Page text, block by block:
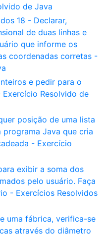
de Java
18 - Declarar,
de duas linhas e
que informe os
coordenadas corretas -
e pedir para o
Resolvido de
posição de uma lista
programa Java que cria
- Exercício
exibir a soma dos
pelo usuário. Faça
- Exercícios Resolvidos
uma fábrica, verifica-se
através do diâmetro